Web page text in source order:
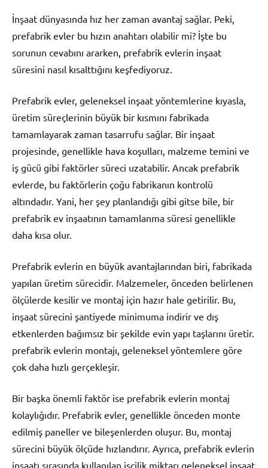
İnşaat dünyasında hız her zaman avantaj sağlar. Peki,
prefabrik evler bu hızın anahtarı olabilir mi? İşte bu
sorunun cevabını ararken, prefabrik evlerin inşaat
süresini nasıl kısalttığını keşfediyoruz.
Prefabrik evler, geleneksel inşaat yöntemlerine kıyasla,
üretim süreçlerinin büyük bir kısmını fabrikada
tamamlayarak zaman tasarrufu sağlar. Bir inşaat
projesinde, genellikle hava koşulları, malzeme temini ve
iş gücü gibi faktörler süreci uzatabilir. Ancak prefabrik
evlerde, bu faktörlerin çoğu fabrikanın kontrolü
altındadır. Yani, her şey planlandığı gibi gitse bile, bir
prefabrik ev inşaatının tamamlanma süresi genellikle
daha kısa olur.
Prefabrik evlerin en büyük avantajlarından biri, fabrikada
yapılan üretim sürecidir. Malzemeler, önceden belirlenen
ölçülerde kesilir ve montaj için hazır hale getirilir. Bu,
inşaat sürecini şantiyede minimuma indirir ve dış
etkenlerden bağımsız bir şekilde evin yapı taşlarını üretir.
prefabrik evlerin montajı, geleneksel yöntemlere göre
çok daha hızlı gerçekleşir.
Bir başka önemli faktör ise prefabrik evlerin montaj
kolaylığıdır. Prefabrik evler, genellikle önceden monte
edilmiş paneller ve bileşenlerden oluşur. Bu, montaj
sürecini büyük ölçüde hızlandırır. Ayrıca, prefabrik evlerin
inşaatı sırasında kullanılan işçilik miktarı geleneksel inşaat